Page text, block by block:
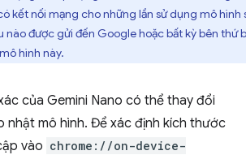
kết nối mạng cho những lần sử dụng mô hình
nào được gửi đến Google hoặc bất kỳ bên thứ
hình này.
của Gemini Nano có thể thay đổi
nhật mô hình. Để xác định kích thước
vào chrome://on-device-